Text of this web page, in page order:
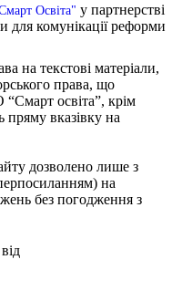
Освіта" у партнерстві
для комунікації реформи
на текстові матеріали,
права, що
освіта”, крім
пряму вказівку на
дозволено лише з
на
без погодження з